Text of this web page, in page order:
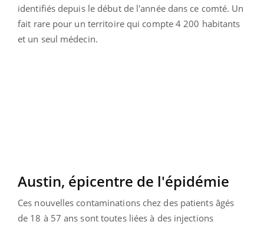
identifiés depuis le début de l'année dans ce comté. Un
fait rare pour un territoire qui compte 4 200 habitants
et un seul médecin.
Austin, épicentre de l'épidémie
Ces nouvelles contaminations chez des patients âgés
de 18 à 57 ans sont toutes liées à des injections